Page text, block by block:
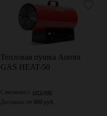
Тепловая пушка Aurora
GAS HEAT-50
Самовывоз: сегодня
Доставка: от 800 руб.